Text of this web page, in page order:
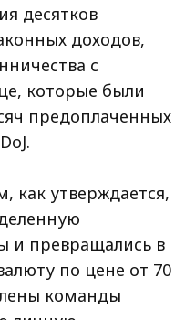
десятков
доходов,
с
которые были
предоплаченных
как утверждается,
и превращались в
по цене от 70
команды